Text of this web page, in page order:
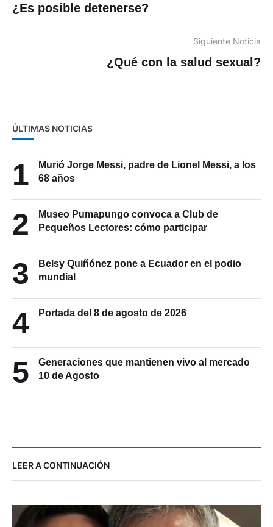
¿Es posible detenerse?
Siguiente Noticia
¿Qué con la salud sexual?
ÚLTIMAS NOTICIAS
1
Murió Jorge Messi, padre de Lionel Messi, a los
68 años
2
Museo Pumapungo convoca a Club de
Pequeños Lectores: cómo participar
3
Belsy Quiñónez pone a Ecuador en el podio
mundial
4 Portada del 8 de agosto de 2026
5
Generaciones que mantienen vivo al mercado
10 de Agosto
LEER A CONTINUACIÓN